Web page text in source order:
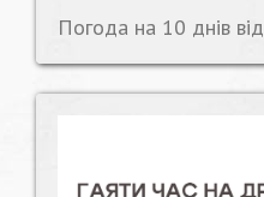
Погода на 10 днів від